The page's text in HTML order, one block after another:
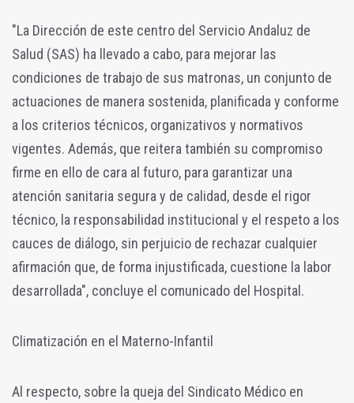
"La Dirección de este centro del Servicio Andaluz de
Salud (SAS) ha llevado a cabo, para mejorar las
condiciones de trabajo de sus matronas, un conjunto de
actuaciones de manera sostenida, planificada y conforme
a los criterios técnicos, organizativos y normativos
vigentes. Además, que reitera también su compromiso
firme en ello de cara al futuro, para garantizar una
atención sanitaria segura y de calidad, desde el rigor
técnico, la responsabilidad institucional y el respeto a los
cauces de diálogo, sin perjuicio de rechazar cualquier
afirmación que, de forma injustificada, cuestione la labor
desarrollada", concluye el comunicado del Hospital.
Climatización en el Materno-Infantil
Al respecto, sobre la queja del Sindicato Médico en